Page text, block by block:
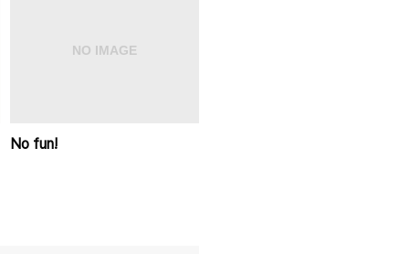
No fun!